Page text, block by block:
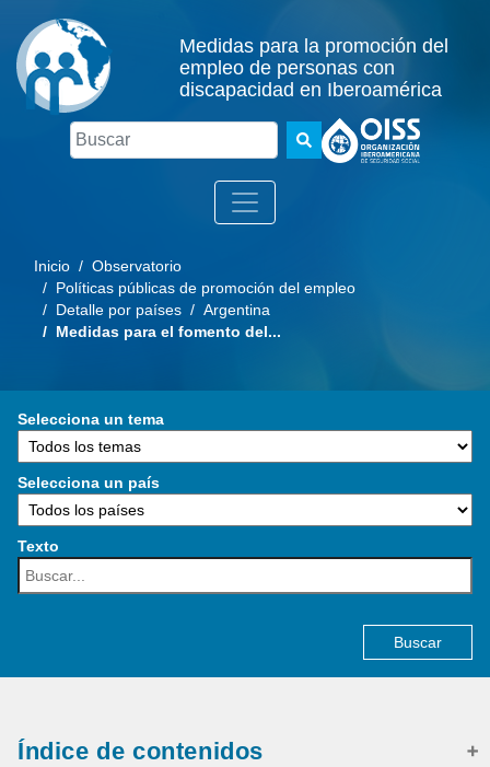
Medidas para la promoción del
empleo de personas con
discapacidad en Iberoamérica
Buscar
Inicio / Observatorio
/ Políticas públicas de promoción del empleo
/ Detalle por países / Argentina
/ Medidas para el fomento del...
Selecciona un tema
Selecciona un país
Texto
Buscar:
Índice de contenidos